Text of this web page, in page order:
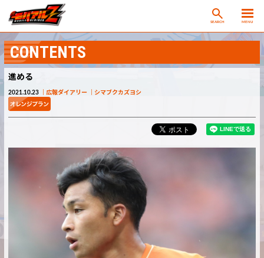
SEARCH MENU
CONTENTS
進める
2021.10.23 広報ダイアリー シマブクカズヨシ